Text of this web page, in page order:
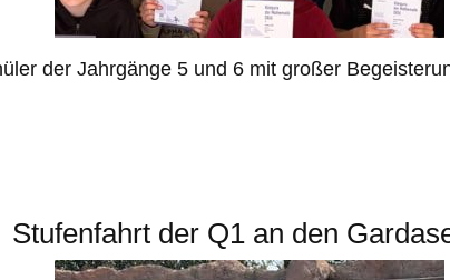
der Jahrgänge 5 und 6 mit großer
Stufenfahrt der Q1 an den